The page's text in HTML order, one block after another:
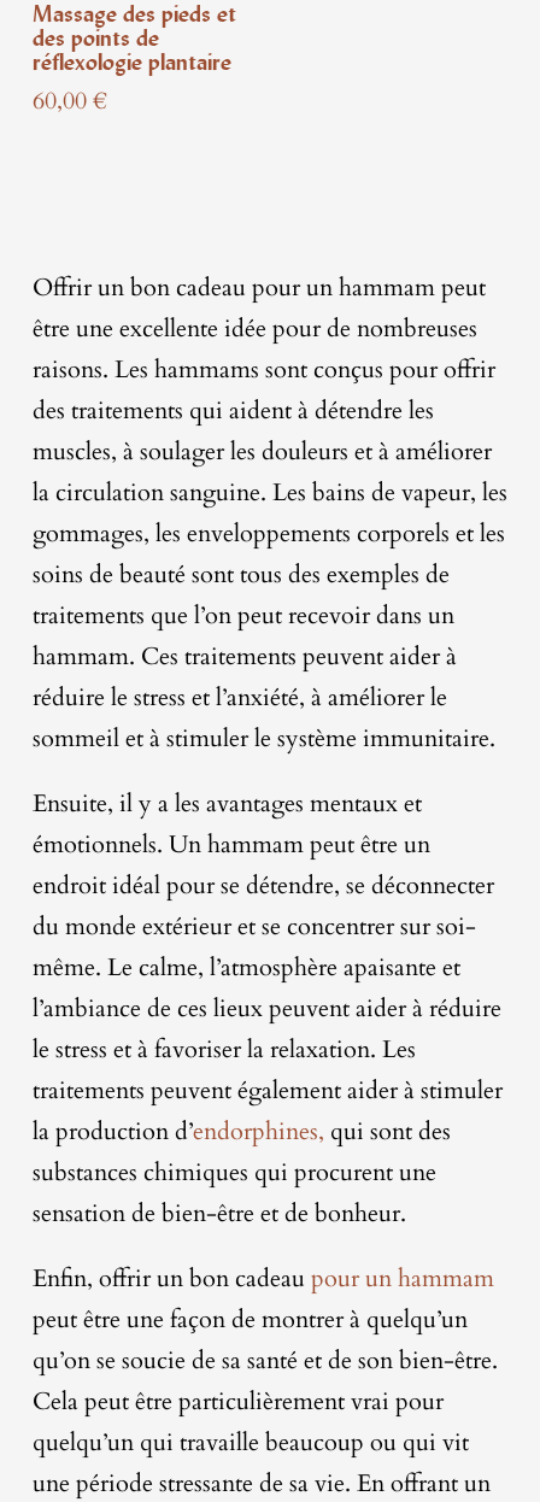
Massage des pieds et
des points de
réflexologie plantaire
60,00€
Offrir un bon cadeau pour un hammam peut
être une excellente idée pour de nombreuses
raisons. Les hammams sont conçus pour offrir
des traitements qui aident à détendre les
muscles, à soulager les douleurs et à améliorer
la circulation sanguine. Les bains de vapeur, les
gommages, les enveloppements corporels et les
soins de beauté sont tous des exemples de
traitements que l’on peut recevoir dans un
hammam. Ces traitements peuvent aider à
réduire le stress et l’anxiété, à améliorer le
sommeil et à stimuler le système immunitaire.
Ensuite, il y a les avantages mentaux et
émotionnels. Un hammam peut être un
endroit idéal pour se détendre, se déconnecter
du monde extérieur et se concentrer sur soi-
même. Le calme, l’atmosphère apaisante et
l’ambiance de ces lieux peuvent aider à réduire
le stress et à favoriser la relaxation. Les
traitements peuvent également aider à stimuler
la production d’endorphines, qui sont des
substances chimiques qui procurent une
sensation de bien-être et de bonheur.
Enfin, offrir un bon cadeau pour un hammam
peut être une façon de montrer à quelqu’un
qu’on se soucie de sa santé et de son bien-être.
Cela peut être particulièrement vrai pour
quelqu’un qui travaille beaucoup ou qui vit
une période stressante de sa vie. En offrant un